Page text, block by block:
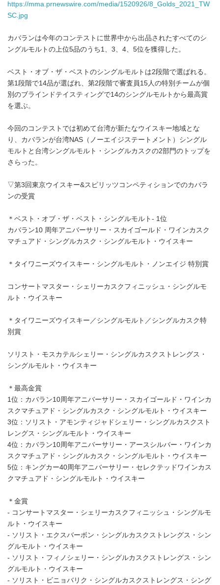
https://mma.prnewswire.com/media/1520926/8_Golds_2021_TW
SC.jpg
カバランは今年のコンテストに世界中から出品されたすべてのシ
ングルモルトの上位5品のうち1、3、4、5位を獲得した。
ベスト・オブ・ザ・ベストのシングルモルトは2段階で選ばれる。
第1段階で14品が選ばれ、第2段階で審査員15人の特別チームが個
別のブラインドテイスティングで14のシングルモルトから最高賞
を選ぶ。
今回のコンテストでは初めて台湾が新たなウイスキー地域とな
り、カバランが台湾NAS（ノーエイジステートメント）シングル
モルトと台湾シングルモルト・シングルカスクの2部門のトップを
さらった。
▽第3回東京ウイスキー&スピリッツコンペティションでのカバラ
ンの受賞
＊ベスト・オブ・ザ・ベスト・シングルモルト- 1位
カバラン10 周年アニバーサリー・スカイゴールド・ワインカスク
マチュアド・シングルカスク・シングルモルト・ウイスキー
＊タイワニーズウイスキー・シングルモルト・ノンエイジ 特別賞
コンサートマスター・シェリーカスクフィニッシュ・シングルモ
ルト・ウイスキー
＊タイワニーズウイスキー／シングルモルト／シングルカスク特
別賞
ソリスト・モスカテルシェリー・シングルカスクストレングス・
シングルモルト・ウイスキー
＊最高金賞
1位：カバラン10周年アニバーサリー・スカイゴールド・ワインカ
スクマチュアド・シングルカスク・シングルモルト・ウイスキー
3位：ソリスト・アモンティジャドシェリー・シングルカスクスト
レングス・シングルモルト・ウイスキー
4位：カバラン10周年アニバーサリー・アースシルバー・ワインカ
スクマチュアド・シングルカスク・シングルモルト・ウイスキー
5位：キングカー40周年アニバーサリー・セレクテッドワインカス
クマチュアド・シングルモルト・ウイスキー
＊金賞
- コンサートマスター・シェリーカスクフィニッシュ・シングルモ
ルト・ウイスキー
- ソリスト・エクスバーボン・シングルカスクストレングス・シン
グルモルト・ウイスキー
- ソリスト・フィノシェリー・シングルカスクストレングス・シン
グルモルト・ウイスキー
- ソリスト・ビニョバリク・シングルカスクストレングス・シング